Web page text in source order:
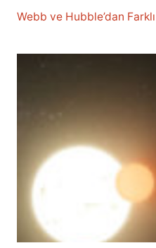
Webb ve Hubble’dan